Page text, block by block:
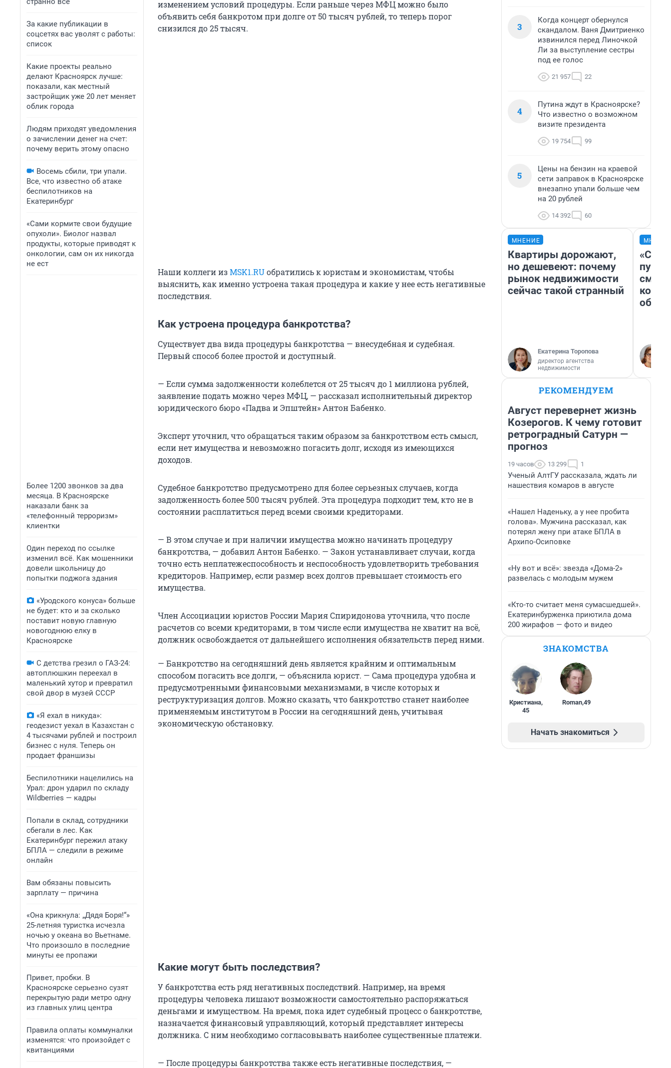
За какие публикации в
соцсетях вас уволят с работы:
список
Какие проекты реально
делают Красноярск лучше:
показали, как местный
застройщик уже 20 лет меняет
облик города
Людям приходят уведомления
о зачислении денег на счет:
почему верить этому опасно
Восемь сбили, три упали.
Все, что известно об атаке
беспилотников на
Екатеринбург
«Сами кормите свои будущие
опухоли». Биолог назвал
продукты, которые приводят к
онкологии, сам он их никогда
не ест
Более 1200 звонков за два
месяца. В Красноярске
наказали банк за
«телефонный терроризм»
клиентки
Один переход по ссылке
изменил всё. Как мошенники
довели школьницу до
попытки поджога здания
«Уродского конуса» больше
не будет: кто и за сколько
поставит новую главную
новогоднюю елку в
Красноярске
С детства грезил о ГАЗ-24:
автоплюшкин переехал в
маленький хутор и превратил
свой двор в музей СССР
«Я ехал в никуда»:
геодезист уехал в Казахстан с
4 тысячами рублей и построил
бизнес с нуля. Теперь он
продает франшизы
Беспилотники нацелились на
Урал: дрон ударил по складу
Wildberries — кадры
Попали в склад, сотрудники
сбегали в лес. Как
Екатеринбург пережил атаку
БПЛА — следили в режиме
онлайн
Вам обязаны повысить
зарплату — причина
«Она крикнула: „Дядя Боря!“»
25-летняя туристка исчезла
ночью у океана во Вьетнаме.
Что произошло в последние
минуты ее пропажи
Привет, пробки. В
Красноярске серьезно сузят
перекрытую ради метро одну
из главных улиц центра
Правила оплаты коммуналки
изменятся: что произойдет с
квитанциями
изменением условий процедуры. Если раньше через МФЦ можно было
объявить себя банкротом при долге от 50 тысяч рублей, то теперь порог
снизился до 25 тысяч.
Наши коллеги изMSK1.RUобратились к юристам и экономистам, чтобы
выяснить, как именно устроена такая процедура и какие у нее есть негативные
последствия.
Как устроена процедура банкротства?
Существует два вида процедуры банкротства — внесудебная и судебная.
Первый способ более простой и доступный.
— Если сумма задолженности колеблется от 25 тысяч до 1 миллиона рублей,
заявление подать можно через МФЦ, — рассказал исполнительный директор
юридического бюро «Падва и Эпштейн» Антон Бабенко.
Эксперт уточнил, что обращаться таким образом за банкротством есть смысл,
если нет имущества и невозможно погасить долг, исходя из имеющихся
доходов.
Судебное банкротство предусмотрено для более серьезных случаев, когда
задолженность более 500 тысяч рублей. Эта процедура подходит тем, кто не в
состоянии расплатиться перед всеми своими кредиторами.
— В этом случае и при наличии имущества можно начинать процедуру
банкротства, — добавил Антон Бабенко. — Закон устанавливает случаи, когда
точно есть неплатежеспособность и неспособность удовлетворить требования
кредиторов. Например, если размер всех долгов превышает стоимость его
имущества.
Член Ассоциации юристов России Мария Спиридонова уточнила, что после
расчетов со всеми кредиторами, в том числе если имущества не хватит на всё,
должник освобождается от дальнейшего исполнения обязательств перед ними.
— Банкротство на сегодняшний день является крайним и оптимальным
способом погасить все долги, — объяснила юрист. — Сама процедура удобна и
предусмотренными финансовыми механизмами, в числе которых и
реструктуризация долгов. Можно сказать, что банкротство станет наиболее
применяемым институтом в России на сегодняшний день, учитывая
экономическую обстановку.
Какие могут быть последствия?
У банкротства есть ряд негативных последствий. Например, на время
процедуры человека лишают возможности самостоятельно распоряжаться
деньгами и имуществом. На время, пока идет судебный процесс о банкротстве,
назначается финансовый управляющий, который представляет интересы
должника. С ним необходимо согласовывать наиболее существенные платежи.
— После процедуры банкротства также есть негативные последствия, —
3
Когда концерт обернулся
скандалом. Ваня Дмитриенко
извинился перед Линочкой
Ли за выступление сестры
под ее голос
21 957 22
4
Путина ждут в Красноярске?
Что известно о возможном
визите президента
19 754 99
5
Цены на бензин на краевой
сети заправок в Красноярске
внезапно упали больше чем
на 20 рублей
14 392 60
МНЕНИЕ
Квартиры дорожают,
но дешевеют: почему
рынок недвижимости
сейчас такой странный
Екатерина Торопова
директор агентства
недвижимости
РЕКОМЕНДУЕМ
Август перевернет жизнь
Козерогов. К чему готовит
ретроградный Сатурн —
прогноз
19 часов 13 299 1
Ученый АлтГУ рассказала, ждать ли
нашествия комаров в августе
«Нашел Наденьку, а у нее пробита
голова». Мужчина рассказал, как
потерял жену при атаке БПЛА в
Архипо-Осиповке
«Ну вот и всё»: звезда «Дома-2»
развелась с молодым мужем
«Кто-то считает меня сумасшедшей».
Екатеринбурженка приютила дома
200 жирафов — фото и видео
ЗНАКОМСТВА
Кристиана,
45
Roman,49
Начать знакомиться